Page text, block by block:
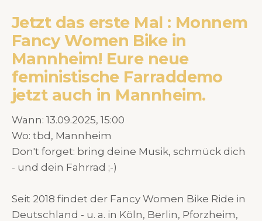
Jetzt das erste Mal : Monnem
Fancy Women Bike in
Mannheim! Eure neue
feministische Farraddemo
jetzt auch in Mannheim.
Wann: 13.09.2025, 15:00
Wo: tbd, Mannheim
Don't forget: bring deine Musik, schmück dich
- und dein Fahrrad ;-)
Seit 2018 findet der Fancy Women Bike Ride in
Deutschland - u. a. in Köln, Berlin, Pforzheim,